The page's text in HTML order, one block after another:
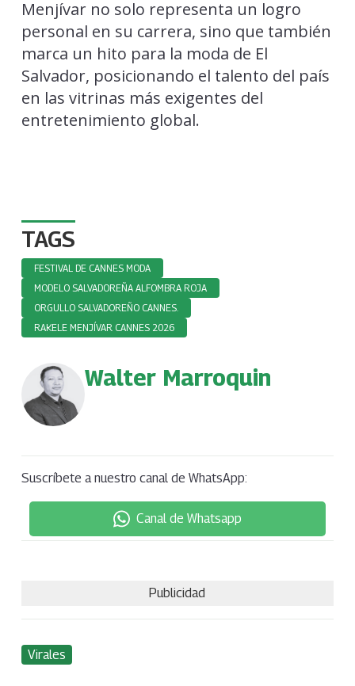
Menjívar no solo representa un logro
personal en su carrera, sino que también
marca un hito para la moda de El
Salvador, posicionando el talento del país
en las vitrinas más exigentes del
entretenimiento global.
TAGS
FESTIVAL DE CANNES MODA
MODELO SALVADOREÑA ALFOMBRA ROJA
ORGULLO SALVADOREÑO CANNES.
RAKELE MENJÍVAR CANNES 2026
Walter Marroquin
Suscríbete a nuestro canal de WhatsApp:
Canal de Whatsapp
Publicidad
Virales